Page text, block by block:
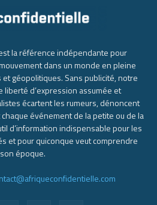
la référence indépendante pour
dans un monde en pleine
géopolitiques. Sans publicité, notre
liberté d’expression assumée et
écartent les rumeurs, dénoncent
événement de la petite ou de la
d’information indispensable pour les
et pour quiconque veut comprendre
son époque.